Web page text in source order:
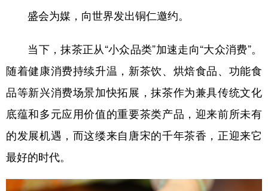
盛会为媒，向世界发出铜仁邀约。
当下，抹茶正从“小众品类”加速走向“大众消费”。
随着健康消费持续升温，新茶饮、烘焙食品、功能食
品等新兴消费场景加快拓展，抹茶作为兼具传统文化
底蕴和多元应用价值的重要茶类产品，迎来前所未有
的发展机遇，而这缕来自唐宋的千年茶香，正迎来它
最好的时代。